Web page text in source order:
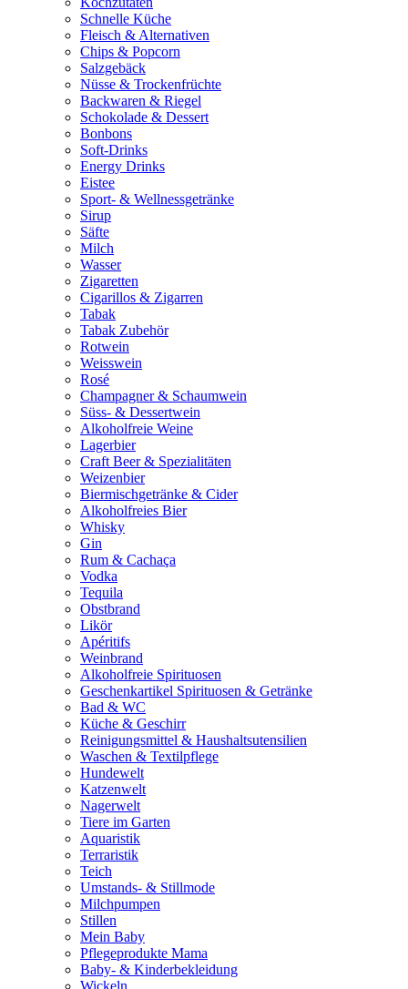
Schnelle Küche
Fleisch & Alternativen
Chips & Popcorn
Salzgebäck
Nüsse & Trockenfrüchte
Backwaren & Riegel
Schokolade & Dessert
Bonbons
Soft-Drinks
Energy Drinks
Eistee
Sport- & Wellnessgetränke
Sirup
Säfte
Milch
Wasser
Zigaretten
Cigarillos & Zigarren
Tabak
Tabak Zubehör
Rotwein
Weisswein
Rosé
Champagner & Schaumwein
Süss- & Dessertwein
Alkoholfreie Weine
Lagerbier
Craft Beer & Spezialitäten
Weizenbier
Biermischgetränke & Cider
Alkoholfreies Bier
Whisky
Gin
Rum & Cachaça
Vodka
Tequila
Obstbrand
Likör
Apéritifs
Weinbrand
Alkoholfreie Spirituosen
Geschenkartikel Spirituosen & Getränke
Bad & WC
Küche & Geschirr
Reinigungsmittel & Haushaltsutensilien
Waschen & Textilpflege
Hundewelt
Katzenwelt
Nagerwelt
Tiere im Garten
Aquaristik
Terraristik
Teich
Umstands- & Stillmode
Milchpumpen
Stillen
Mein Baby
Pflegeprodukte Mama
Baby- & Kinderbekleidung
Wickeln